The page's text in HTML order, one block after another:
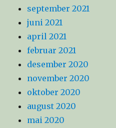
september 2021
juni 2021
april 2021
februar 2021
desember 2020
november 2020
oktober 2020
august 2020
mai 2020